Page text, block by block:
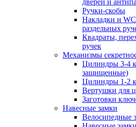
дверей и
Ручки-скобы
Накладки и
раздельных
Квадраты,
ручек
Механизмы
Цилиндры 3-4
защищенные)
Цилиндры 1-2
Вертушки для
Заготовки
Навесные замки
Велосипедные